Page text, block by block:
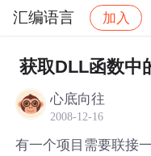
汇编语言 加入
社区 汇编语言
获取DLL函数中
心底向往
2008-12-16
有一个项目需要联接